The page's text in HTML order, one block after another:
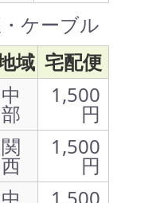
ケーブル
域 宅配便
中
部
1,500
円
関
西
1,500
円